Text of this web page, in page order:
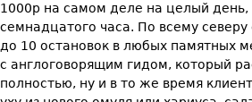
1000р на самом деле на целый день,
семнадцатого часа. По всему северу
до 10 остановок в любых памятных
с англоговорящим гидом, который
полностью, ну и в то же время